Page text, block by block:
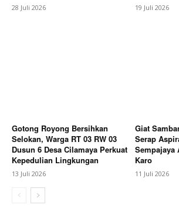
About
Berita Lainnya Pemkab Karo Perkuat
Program Dan Jajaki Pembangunan
Dengan Kementerian
28 Juli 2026 19 Juli 2026
Gotong Royong Bersihkan
Selokan, Warga RT 03 RW 03
Dusun 6 Desa Cilamaya Perkuat
Kepedulian Lingkungan
13 Juli 2026
Giat
Serap
Sempajaya
Karo
11 Juli 2026